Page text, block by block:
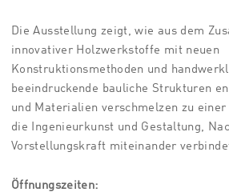
Die Ausstellung zeigt, wie aus dem
innovativer Holzwerkstoffe mit neuen
Konstruktionsmethoden und
beeindruckende bauliche Strukturen
und Materialien verschmelzen zu einer
die Ingenieurkunst und Gestaltung,
Vorstellungskraft miteinander
Öffnungszeiten: